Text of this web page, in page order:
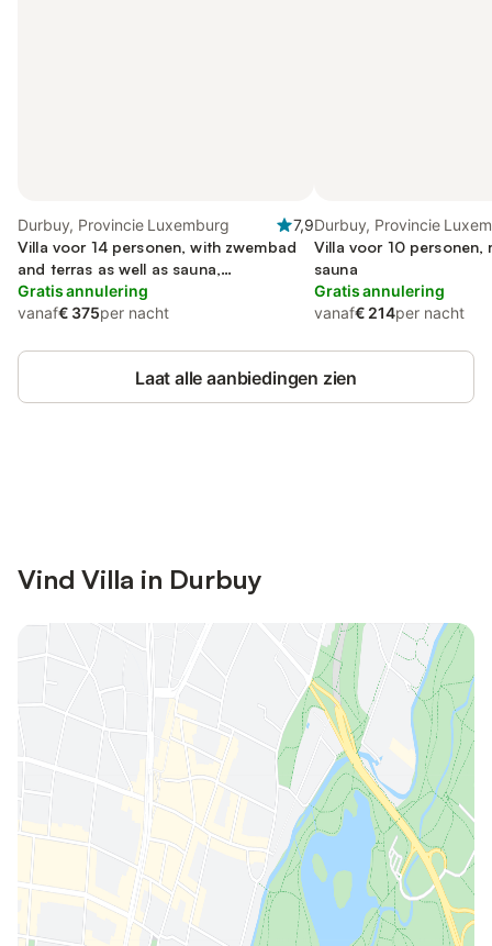
Durbuy, Provincie Luxemburg
7,9
Villa voor 14 personen, with zwembad
and terras as well as sauna,
kindvriendelijk
Gratis annulering
vanaf€ 375per nacht
Durbuy, Provincie
Villa voor 10 personen,
sauna
Gratis annulering
vanaf€ 214per nacht
Laat alle aanbiedingen zien
Vind Villa in Durbuy